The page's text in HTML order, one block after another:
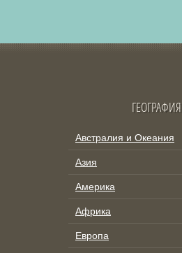
ГЕОГРАФИЯ
Австралия и Океания
Азия
Америка
Африка
Европа